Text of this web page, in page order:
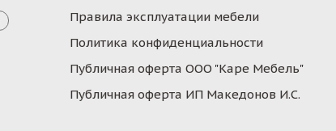
Правила эксплуатации мебели
Политика конфиденциальности
Публичная оферта ООО "Каре Мебель"
Публичная оферта ИП Македонов И.С.